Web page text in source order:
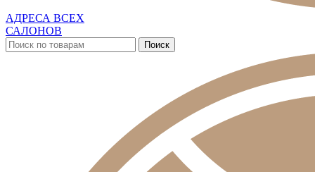
АДРЕСА ВСЕХ
САЛОНОВ